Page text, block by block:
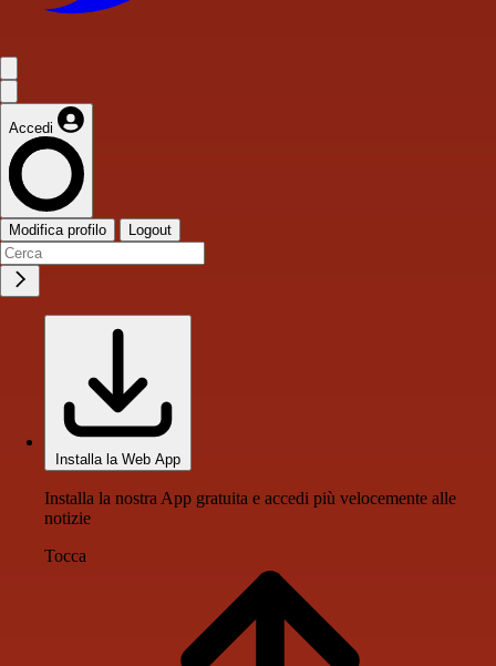
Accedi
Modifica profilo Logout
Installa la Web App
Installa la nostra App gratuita e accedi più velocemente alle
notizie
Tocca